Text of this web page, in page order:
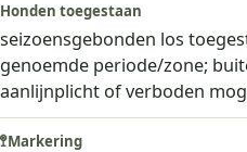
Honden toegestaan
seizoensgebonden los
genoemde periode/zone;
aanlijnplicht of verboden
🚏Markering